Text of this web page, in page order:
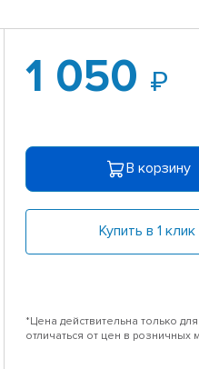
1 050
В корзину
Купить в 1 клик
*Цена действительна только
отличаться от цен в розничных